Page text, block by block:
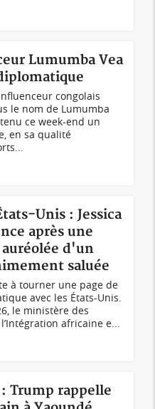
Lumumba Vea
congolais
le nom de Lumumba
ce week-end un
en sa qualité
Unis : Jessica
après une
d'un
saluée
à tourner une page de
avec les États-Unis.
le ministère des
africaine e...
Trump rappelle